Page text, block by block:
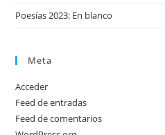
Poesías 2023: En blanco
Meta
Acceder
Feed de entradas
Feed de comentarios